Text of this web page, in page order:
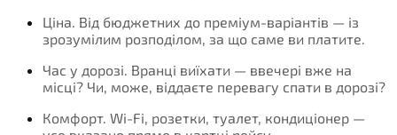
Ціна. Від бюджетних до преміум-варіантів — із
зрозумілим розподілом, за що саме ви платите.
Час у дорозі. Вранці виїхати — ввечері вже на
місці? Чи, може, віддаєте перевагу спати в дорозі?
Комфорт. Wi-Fi, розетки, туалет, кондиціонер —